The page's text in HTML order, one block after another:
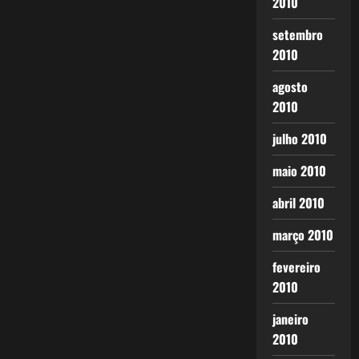
setembro
2010
agosto
2010
julho 2010
maio 2010
abril 2010
março 2010
fevereiro
2010
janeiro
2010